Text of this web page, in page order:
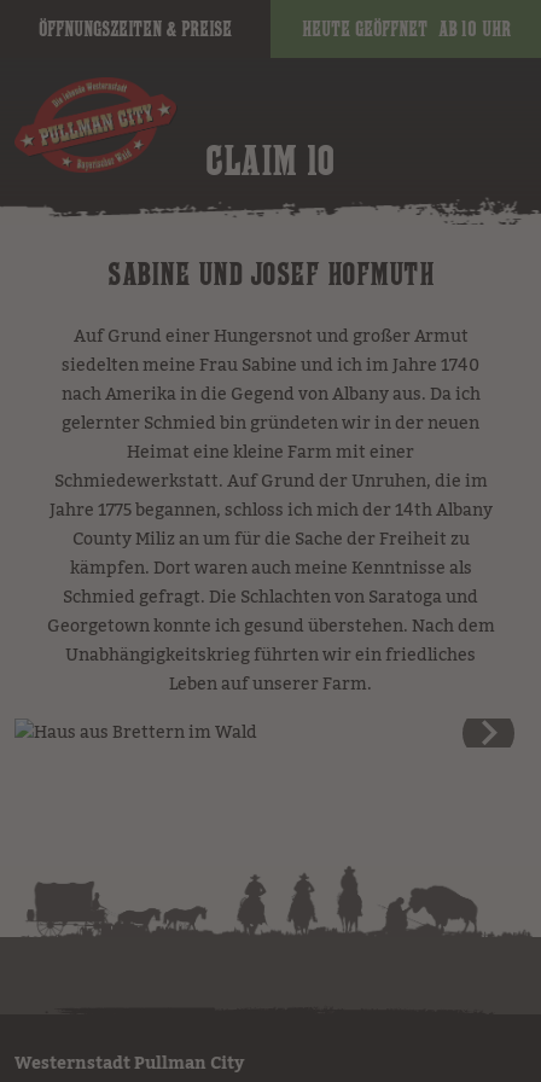
Öffnungszeiten & Preise Heute geöffnet ab 10 Uhr
CLAIM 10
SABINE UND JOSEF HOFMUTH
Auf Grund einer Hungersnot und großer Armut
siedelten meine Frau Sabine und ich im Jahre 1740
nach Amerika in die Gegend von Albany aus. Da ich
gelernter Schmied bin gründeten wir in der neuen
Heimat eine kleine Farm mit einer
Schmiedewerkstatt. Auf Grund der Unruhen, die im
Jahre 1775 begannen, schloss ich mich der 14th Albany
County Miliz an um für die Sache der Freiheit zu
kämpfen. Dort waren auch meine Kenntnisse als
Schmied gefragt. Die Schlachten von Saratoga und
Georgetown konnte ich gesund überstehen. Nach dem
Unabhängigkeitskrieg führten wir ein friedliches
Leben auf unserer Farm.
Westernstadt Pullman City